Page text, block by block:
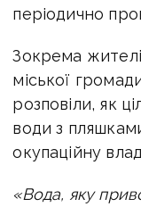
періодично
Зокрема жителі
міської
розповіли, як
води з
окупаційну
«Вода, яку